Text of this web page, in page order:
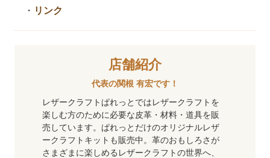
・ リンク
店舗紹介
代表の関根 有宏です！
レザークラフトぱれっとではレザークラフトを
楽しむ方のために必要な皮革・材料・道具を販
売しています。ぱれっとだけのオリジナルレザ
ークラフトキットも販売中。革のおもしろさが
さまざまに楽しめるレザークラフトの世界へ、